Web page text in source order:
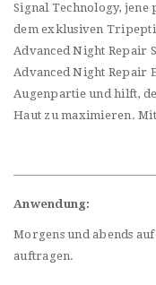
Signal Technology,
dem exklusiven
Advanced Night Repair
Advanced Night Repair
Augenpartie und hilft,
Haut zu maximieren.
Anwendung:
Morgens und abends
auftragen.